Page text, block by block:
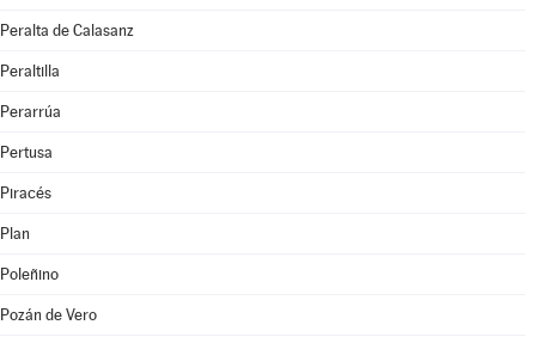
Peralta de Calasanz
Peraltilla
Perarrúa
Pertusa
Piracés
Plan
Poleñino
Pozán de Vero